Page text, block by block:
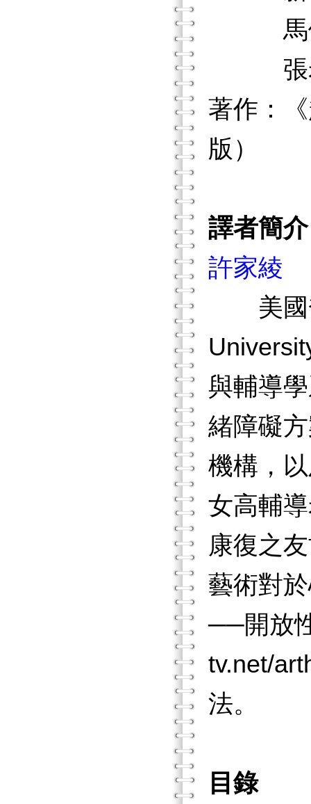
馬偕
張老
著作：
版）
譯者簡介
許家綾
美
與輔導
緒障礙
機構，
女高輔
康復之
藝術對
──開放
tv.net/
法。
目錄